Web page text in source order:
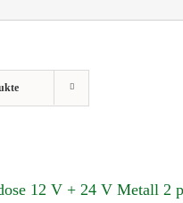
12 V + 24 V Metall 2